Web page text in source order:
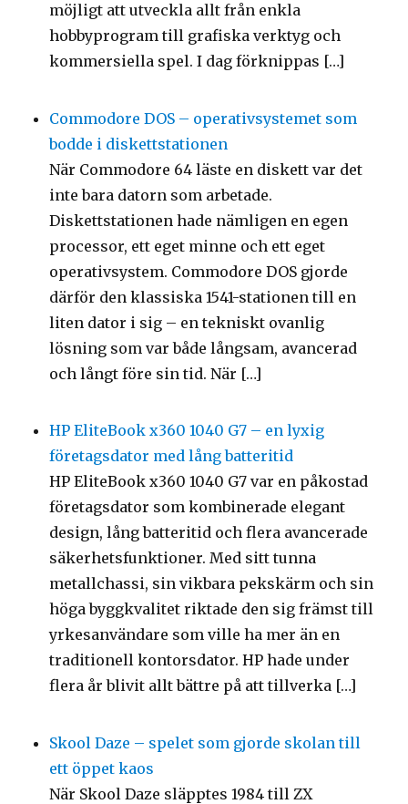
möjligt att utveckla allt från enkla
hobbyprogram till grafiska verktyg och
kommersiella spel. I dag förknippas […]
Commodore DOS – operativsystemet som
bodde i diskettstationen
När Commodore 64 läste en diskett var det
inte bara datorn som arbetade.
Diskettstationen hade nämligen en egen
processor, ett eget minne och ett eget
operativsystem. Commodore DOS gjorde
därför den klassiska 1541-stationen till en
liten dator i sig – en tekniskt ovanlig
lösning som var både långsam, avancerad
och långt före sin tid. När […]
HP EliteBook x360 1040 G7 – en lyxig
företagsdator med lång batteritid
HP EliteBook x360 1040 G7 var en påkostad
företagsdator som kombinerade elegant
design, lång batteritid och flera avancerade
säkerhetsfunktioner. Med sitt tunna
metallchassi, sin vikbara pekskärm och sin
höga byggkvalitet riktade den sig främst till
yrkesanvändare som ville ha mer än en
traditionell kontorsdator. HP hade under
flera år blivit allt bättre på att tillverka […]
Skool Daze – spelet som gjorde skolan till
ett öppet kaos
När Skool Daze släpptes 1984 till ZX